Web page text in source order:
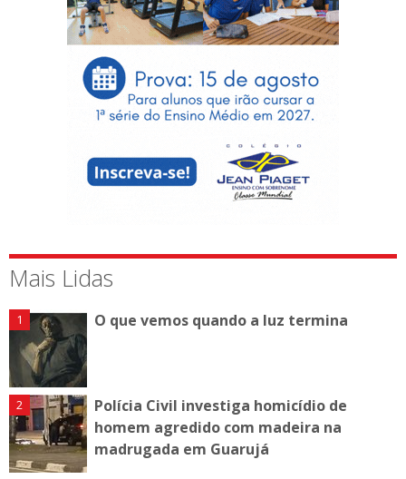
Mais Lidas
O que vemos quando a luz termina
Polícia Civil investiga homicídio de
homem agredido com madeira na
madrugada em Guarujá